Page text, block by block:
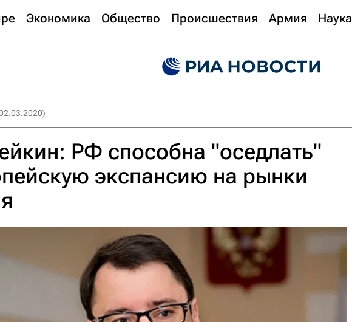
Экономика Общество Происшествия Армия Наука
РФ способна "оседлать"
экспансию на рынки